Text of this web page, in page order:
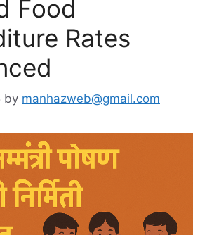
Food
Rates
by manhazweb@gmail.com